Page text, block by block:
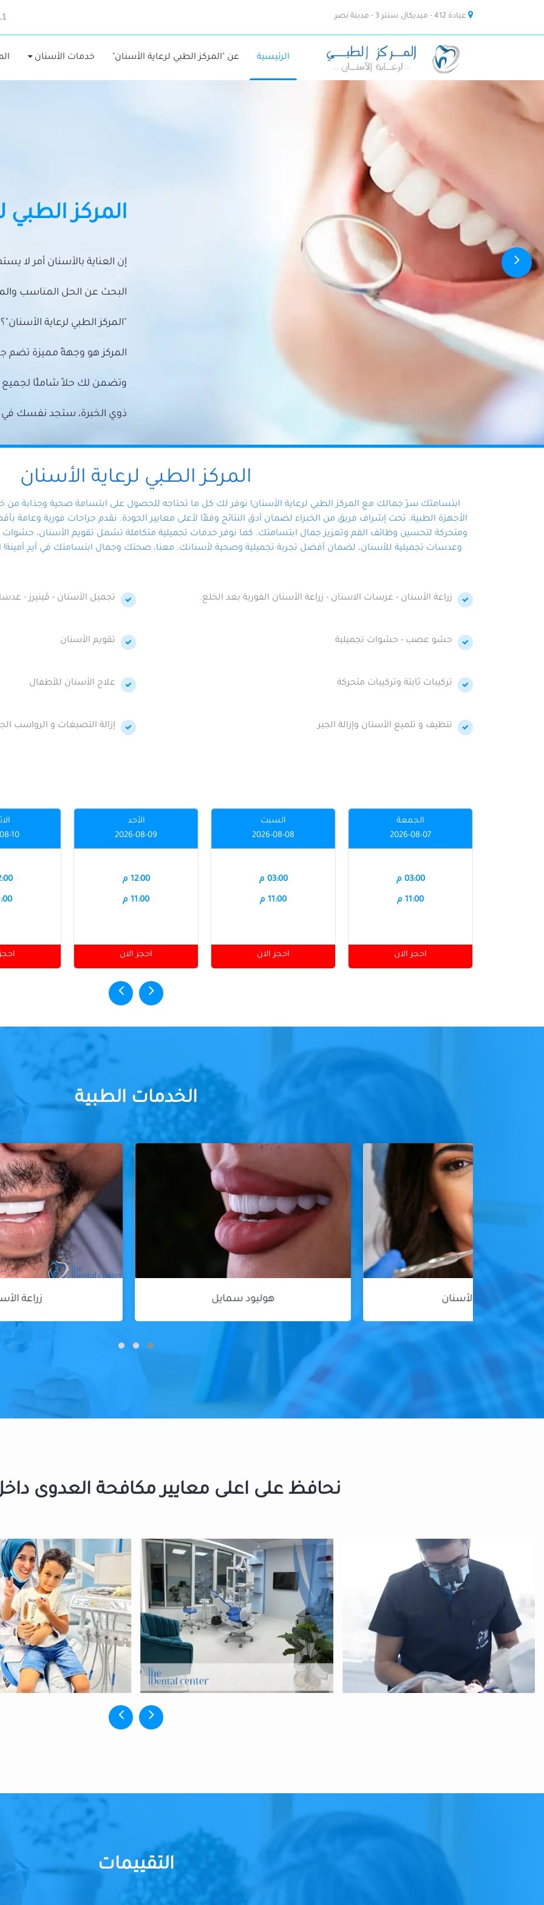
عيادة 412 - ميديكال سنتر 3 - مدينة نصر
الرئيسية عن "المركز الطبي لرعاية الأسنان" خدمات الأسنان
المركز الطبي
إن العناية بالأسنان أمر لا
البحث عن الحل المناسب
"المركز الطبي لرعاية الأسنان"؟
المركز هو وجهةً مميزة تضم
وتضمن لك حلاً شاملًا
ذوي الخبرة، ستجد نفسك في
المركز الطبي لرعاية الأسنان
ابتسامتك سرّ جمالك مع المركز الطبي لرعاية الأسنان! نوفر لك كل ما تحتاجه للحصول على ابتسامة صحية وجذابة
الأجهزة الطبية، تحت إشراف فريق من الخبراء لضمان أدق النتائج وفقًا لأعلى معايير الجودة. نقدم جراحات فورية وعامة
ومتحركة لتحسين وظائف الفم وتعزيز جمال ابتسامتك. كما نوفر خدمات تجميلية متكاملة تشمل تقويم الأسنان، حشوات
وعدسات تجميلية للأسنان، لضمان أفضل تجربة تجميلية وصحية لأسنانك. معنا، صحتك وجمال ابتسامتك في أيدٍ أمينة!
زراعة الأسنان - غرسات الاسنان - زراعة الأسنان الفورية بعد الخلع. تجميل الأسنان - ڤينيرز -
حشو عصب - حشوات تجميلية تقويم الأسنان
تركيبات ثابتة وتركيبات متحركة علاج الأسنان للأطفال
تنظيف و تلميع الأسنان وإزالة الجير إزالة التصبغات و الرواسب
الجمعة
2026-08-07
03:00 م
11:00 م
احجز الان
السبت
2026-08-08
03:00 م
11:00 م
احجز الان
الأحد
2026-08-09
12:00 م
11:00 م
احجز الان
10
الخدمات الطبية
نحافظ على اعلى معايير مكافحة العدوى
التقييمات